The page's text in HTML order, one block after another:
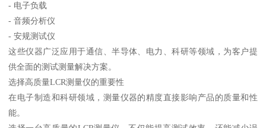
- 电子负载
- 音频分析仪
- 安规测试仪
这些仪器广泛应用于通信、半导体、电力、科研等领域，为客户提
供全面的测试测量解决方案。
选择高质量LCR测量仪的重要性
在电子制造和科研领域，测量仪器的精度直接影响产品的质量和性
能。